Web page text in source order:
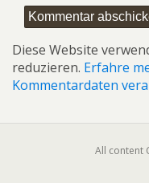
Diese Website
reduzieren. Erfahre
Kommentardaten
All content